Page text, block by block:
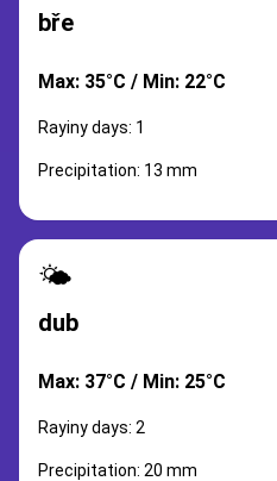
bře
Max: 35°C / Min: 22°C
Rayiny days: 1
Precipitation: 13 mm
🌤️
dub
Max: 37°C / Min: 25°C
Rayiny days: 2
Precipitation: 20 mm